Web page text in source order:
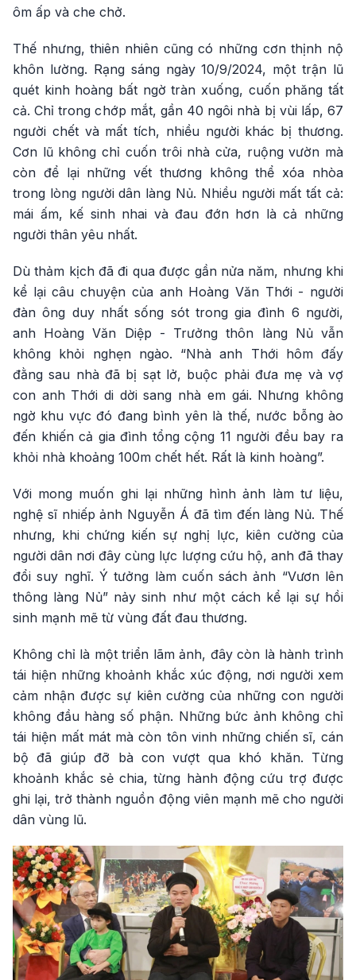
ôm ấp và che chở.
Thế nhưng, thiên nhiên cũng có những cơn thịnh nộ
khôn lường. Rạng sáng ngày 10/9/2024, một trận lũ
quét kinh hoàng bất ngờ tràn xuống, cuốn phăng tất
cả. Chỉ trong chớp mắt, gần 40 ngôi nhà bị vùi lấp, 67
người chết và mất tích, nhiều người khác bị thương.
Cơn lũ không chỉ cuốn trôi nhà cửa, ruộng vườn mà
còn để lại những vết thương không thể xóa nhòa
trong lòng người dân làng Nủ. Nhiều người mất tất cả:
mái ấm, kế sinh nhai và đau đớn hơn là cả những
người thân yêu nhất.
Dù thảm kịch đã đi qua được gần nửa năm, nhưng khi
kể lại câu chuyện của anh Hoàng Văn Thới - người
đàn ông duy nhất sống sót trong gia đình 6 người,
anh Hoàng Văn Diệp - Trưởng thôn làng Nủ vẫn
không khỏi nghẹn ngào. “Nhà anh Thới hôm đấy
đằng sau nhà đã bị sạt lở, buộc phải đưa mẹ và vợ
con anh Thới di dời sang nhà em gái. Nhưng không
ngờ khu vực đó đang bình yên là thế, nước bỗng ào
đến khiến cả gia đình tổng cộng 11 người đều bay ra
khỏi nhà khoảng 100m chết hết. Rất là kinh hoàng”.
Với mong muốn ghi lại những hình ảnh làm tư liệu,
nghệ sĩ nhiếp ảnh Nguyễn Á đã tìm đến làng Nủ. Thế
nhưng, khi chứng kiến sự nghị lực, kiên cường của
người dân nơi đây cùng lực lượng cứu hộ, anh đã thay
đổi suy nghĩ. Ý tưởng làm cuốn sách ảnh “Vươn lên
thông làng Nủ” nảy sinh như một cách kể lại sự hồi
sinh mạnh mẽ từ vùng đất đau thương.
Không chỉ là một triển lãm ảnh, đây còn là hành trình
tái hiện những khoảnh khắc xúc động, nơi người xem
cảm nhận được sự kiên cường của những con người
không đầu hàng số phận. Những bức ảnh không chỉ
tái hiện mất mát mà còn tôn vinh những chiến sĩ, cán
bộ đã giúp đỡ bà con vượt qua khó khăn. Từng
khoảnh khắc sẻ chia, từng hành động cứu trợ được
ghi lại, trở thành nguồn động viên mạnh mẽ cho người
dân vùng lũ.